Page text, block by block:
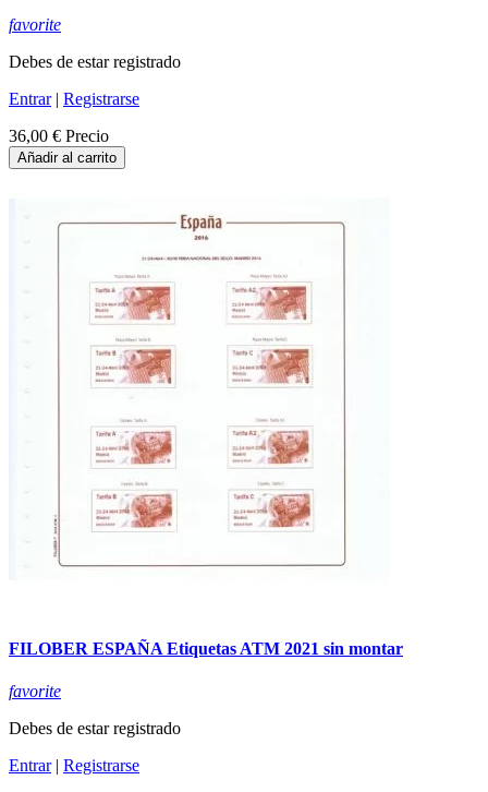
favorite
Debes de estar registrado
Entrar| Registrarse
36,00 € Precio
Añadir al carrito
FILOBER ESPAÑA Etiquetas ATM 2021 sin montar
favorite
Debes de estar registrado
Entrar| Registrarse